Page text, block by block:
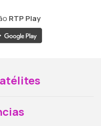
RTP Play